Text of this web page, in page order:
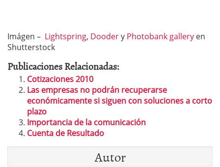
Imágen – Lightspring, Doodery Photobank gallery en
Shutterstock
Publicaciones Relacionadas:
Cotizaciones 2010
Las empresas no podrán recuperarse
económicamente si siguen con soluciones a corto
plazo
Importancia de la comunicación
Cuenta de Resultado
Autor